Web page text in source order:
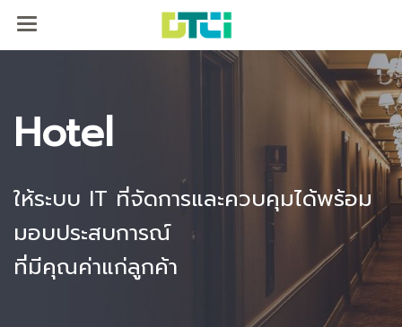
Hotel
ให้ระบบ IT ที่จัดการและควบคุมได้พร้อม
มอบประสบการณ์
ที่มีคุณค่าแก่ลูกค้า